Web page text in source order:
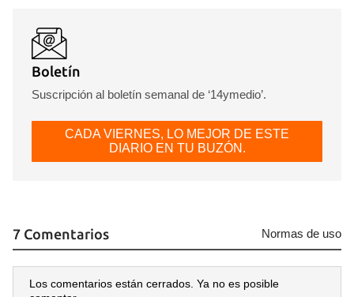
Boletín
Suscripción al boletín semanal de ‘14ymedio’.
CADA VIERNES, LO MEJOR DE ESTE
DIARIO EN TU BUZÓN.
7 Comentarios Normas de uso
Los comentarios están cerrados. Ya no es posible